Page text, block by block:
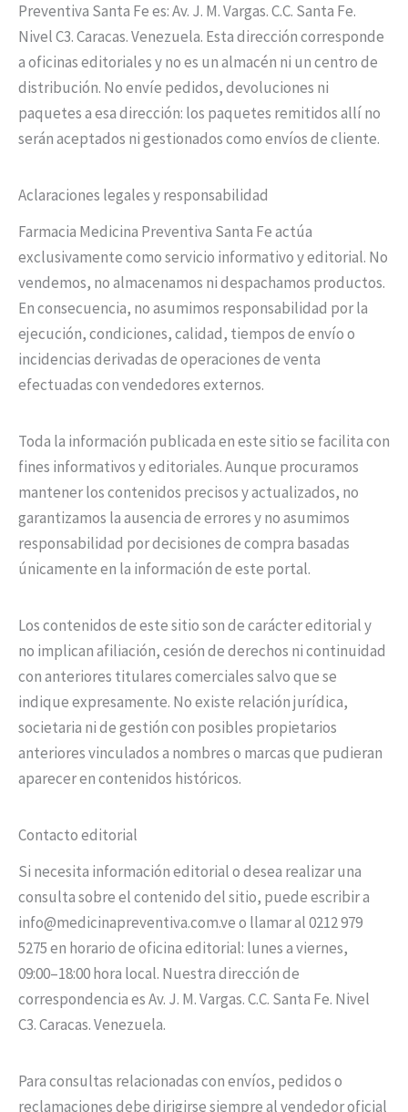
Preventiva Santa Fe es: Av. J. M. Vargas. C.C. Santa Fe.
Nivel C3. Caracas. Venezuela. Esta dirección corresponde
a oficinas editoriales y no es un almacén ni un centro de
distribución. No envíe pedidos, devoluciones ni
paquetes a esa dirección: los paquetes remitidos allí no
serán aceptados ni gestionados como envíos de cliente.
Aclaraciones legales y responsabilidad
Farmacia Medicina Preventiva Santa Fe actúa
exclusivamente como servicio informativo y editorial. No
vendemos, no almacenamos ni despachamos productos.
En consecuencia, no asumimos responsabilidad por la
ejecución, condiciones, calidad, tiempos de envío o
incidencias derivadas de operaciones de venta
efectuadas con vendedores externos.
Toda la información publicada en este sitio se facilita con
fines informativos y editoriales. Aunque procuramos
mantener los contenidos precisos y actualizados, no
garantizamos la ausencia de errores y no asumimos
responsabilidad por decisiones de compra basadas
únicamente en la información de este portal.
Los contenidos de este sitio son de carácter editorial y
no implican afiliación, cesión de derechos ni continuidad
con anteriores titulares comerciales salvo que se
indique expresamente. No existe relación jurídica,
societaria ni de gestión con posibles propietarios
anteriores vinculados a nombres o marcas que pudieran
aparecer en contenidos históricos.
Contacto editorial
Si necesita información editorial o desea realizar una
consulta sobre el contenido del sitio, puede escribir a
info@medicinapreventiva.com.ve o llamar al 0212 979
5275 en horario de oficina editorial: lunes a viernes,
09:00–18:00 hora local. Nuestra dirección de
correspondencia es Av. J. M. Vargas. C.C. Santa Fe. Nivel
C3. Caracas. Venezuela.
Para consultas relacionadas con envíos, pedidos o
reclamaciones debe dirigirse siempre al vendedor oficial